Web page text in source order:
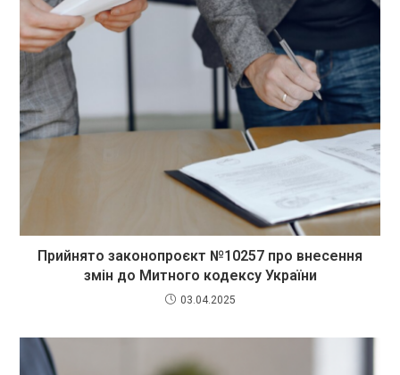
Прийнято законопроєкт №10257 про внесення
змін до Митного кодексу України
03.04.2025